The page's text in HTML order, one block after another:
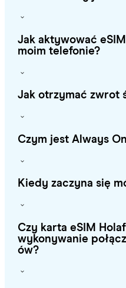
Jak aktywować
moim telefonie?
Jak otrzymać zwrot
Czym jest Always
Kiedy zaczyna się
Czy karta eSIM
wykonywanie
ów?